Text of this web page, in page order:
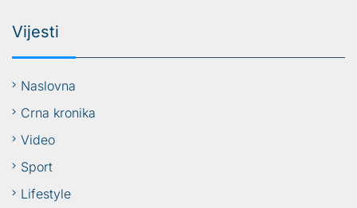
Vijesti
Naslovna
Crna kronika
Video
Sport
Lifestyle